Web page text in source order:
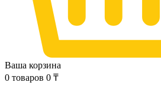
Ваша корзина
0 товаров 0 ₸